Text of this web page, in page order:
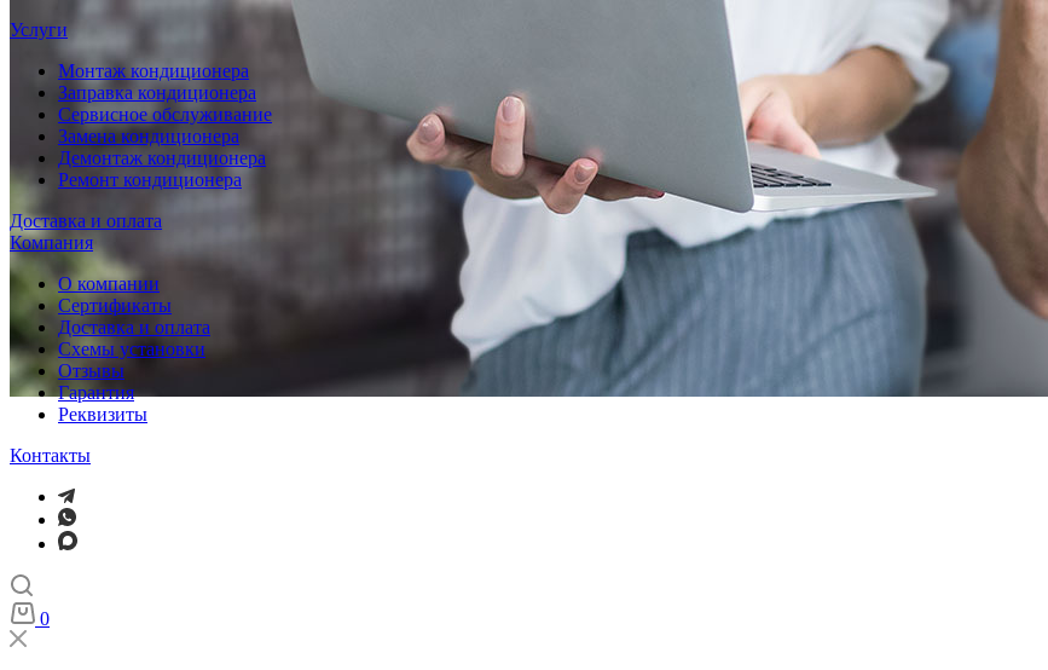
Услуги
Монтаж кондиционера
Заправка кондиционера
Сервисное обслуживание
Замена кондиционера
Демонтаж кондиционера
Ремонт кондиционера
Доставка и оплата
Компания
О компании
Сертификаты
Доставка и оплата
Схемы установки
Отзывы
Гарантия
Реквизиты
Контакты
0